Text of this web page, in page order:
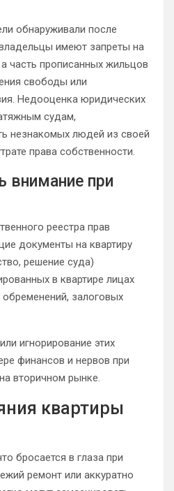
обнаруживали после
имеют запреты на
часть прописанных жильцов
свободы или
Недооценка юридических
судам,
незнакомых людей из своей
права собственности.
внимание при
реестра прав
документы на квартиру
решение суда)
в квартире лицах
обременений, залоговых
игнорирование этих
финансов и нервов при
вторичном рынке.
квартиры
бросается в глаза при
ремонт или аккуратно